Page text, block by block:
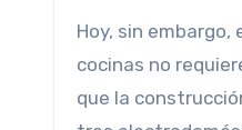
Hoy, sin
cocinas no
que la